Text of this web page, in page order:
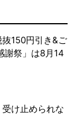
抜150円引き&ご
謝祭」は8月14
受け止められな